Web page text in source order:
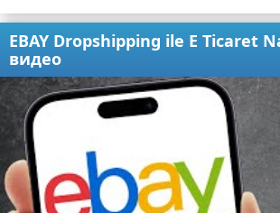
EBAY Dropshipping ile E Ticaret
видео